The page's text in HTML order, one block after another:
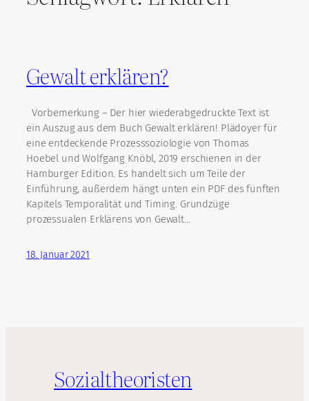
Gewalt erklären?
Vorbemerkung – Der hier wiederabgedruckte Text ist
ein Auszug aus dem Buch Gewalt erklären! Plädoyer für
eine entdeckende Prozesssoziologie von Thomas
Hoebel und Wolfgang Knöbl, 2019 erschienen in der
Hamburger Edition. Es handelt sich um Teile der
Einführung, außerdem hängt unten ein PDF des fünften
Kapitels Temporalität und Timing. Grundzüge
prozessualen Erklärens von Gewalt…
18. Januar 2021
Sozialtheoristen